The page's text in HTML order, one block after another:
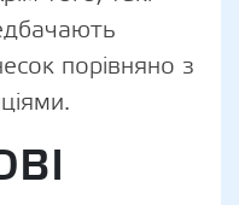
порівняно з